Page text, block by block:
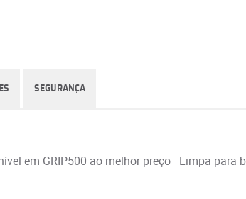
SEGURANÇA
em GRIP500 ao melhor preço · Limpa para